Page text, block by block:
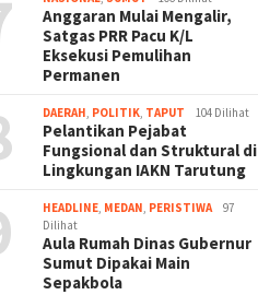
Anggaran Mulai Mengalir,
Satgas PRR Pacu K/L
Eksekusi Pemulihan
Permanen
DAERAH, POLITIK, TAPUT 104 Dilihat
Pelantikan Pejabat
Fungsional dan Struktural di
Lingkungan IAKN Tarutung
HEADLINE, MEDAN, PERISTIWA
97
Dilihat
Aula Rumah Dinas Gubernur
Sumut Dipakai Main
Sepakbola